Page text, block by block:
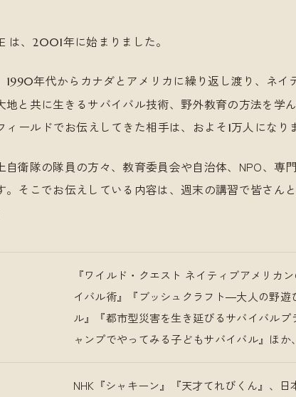
は、 2001年に始まりました。
1990年代からカナダとアメリカに繰り返し渡り、ネイ
地と共に生きるサバイバル技術、野外教育の方法を学
ィールドでお伝えしてきた相手は、およそ 1万人になり
自衛隊の隊員の方々、教育委員会や自治体、NPO、専
。そこでお伝えしている内容は、週末の講習で皆さん
『ワイルド・クエスト ネイティブアメリカ
イバル術』『ブッシュクラフト―大人の野遊
ル』『都市型災害を生き延びるサバイバルプ
ャンプでやってみる子どもサバイバル』ほか
NHK『シャキーン』『天才てれびくん』、日